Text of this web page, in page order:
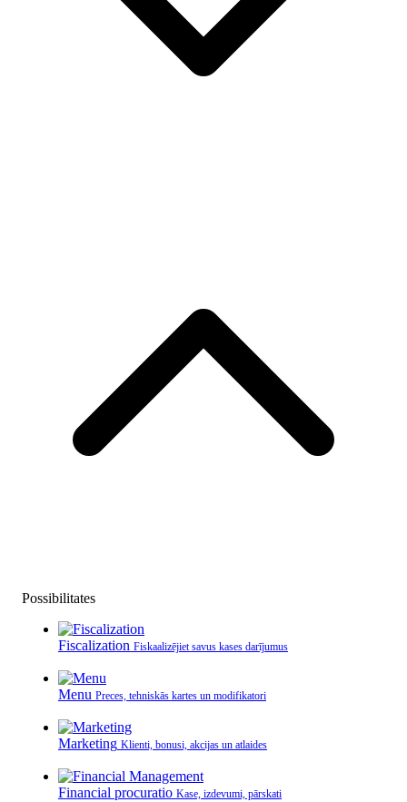
Possibilitates
Fiscalization Fiskaalizējiet savus kases darījumus
Menu Preces, tehniskās kartes un modifikatori
Marketing Klienti, bonusi, akcijas un atlaides
Financial procuratio Kase, izdevumi, pārskati